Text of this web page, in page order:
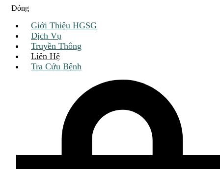
Đóng
Giới Thiệu HGSG
Dịch Vụ
Truyền Thông
Liên Hệ
Tra Cứu Bệnh